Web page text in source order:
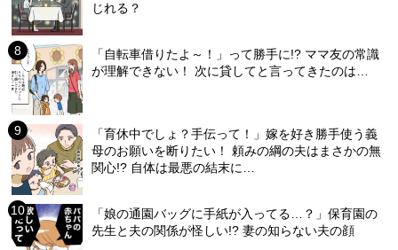
じれる？
「自転車借りたよ～！」って勝手に!? ママ友の常識
が理解できない！ 次に貸してと言ってきたのは…
「育休中でしょ？手伝って！」嫁を好き勝手使う義
母のお願いを断りたい！ 頼みの綱の夫はまさかの無
関心!? 自体は最悪の結末に…
「娘の通園バッグに手紙が入ってる…？」保育園の
先生と夫の関係が怪しい!? 妻の知らない夫の顔